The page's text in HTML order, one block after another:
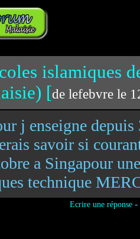
islamiques
[de lefebvre le
j enseigne depuis
savoir si
a Singapour
technique
Ecrire une réponse-